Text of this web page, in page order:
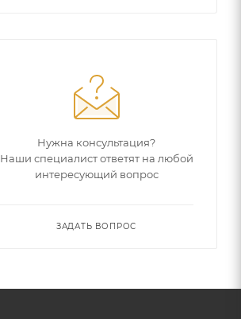
Нужна консультация?
Наши специалист ответят на любой
интересующий вопрос
ЗАДАТЬ ВОПРОС